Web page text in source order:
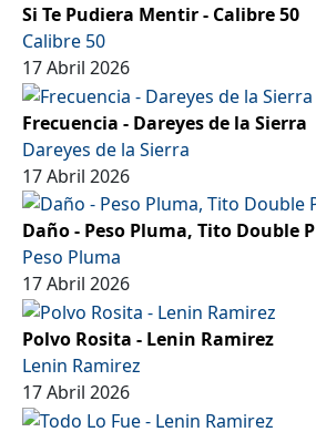
Si Te Pudiera Mentir - Calibre 50
Calibre 50
17 Abril 2026
Frecuencia - Dareyes de la Sierra
Dareyes de la Sierra
17 Abril 2026
Daño - Peso Pluma, Tito Double P
Peso Pluma
17 Abril 2026
Polvo Rosita - Lenin Ramirez
Lenin Ramirez
17 Abril 2026